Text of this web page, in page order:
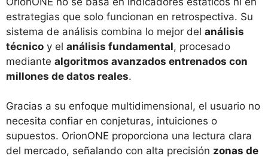
estrategias que solo funcionan en retrospectiva. Su
sistema de análisis combina lo mejor del análisis
técnico y el análisis fundamental, procesado
mediante algoritmos avanzados entrenados con
millones de datos reales.
Gracias a su enfoque multidimensional, el usuario no
necesita confiar en conjeturas, intuiciones o
supuestos. OrionONE proporciona una lectura clara
del mercado, señalando con alta precisión zonas de